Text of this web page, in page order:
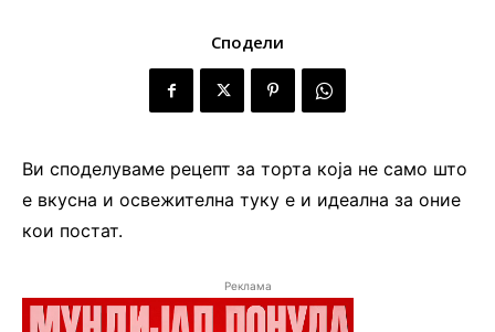
Сподели
Ви споделуваме рецепт за торта која не само што
е вкусна и освежителна туку е и идеална за оние
кои постат.
Реклама